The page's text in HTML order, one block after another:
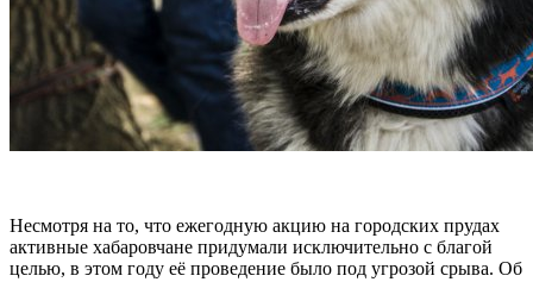
Несмотря на то, что ежегодную акцию на городских прудах
активные хабаровчане придумали исключительно с благой
целью, в этом году её проведение было под угрозой срыва. Об